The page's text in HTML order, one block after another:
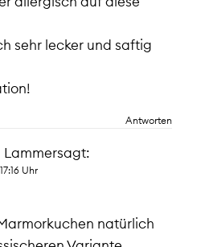
sehr lecker und saftig
Antworten
sagt:
Uhr
natürlich